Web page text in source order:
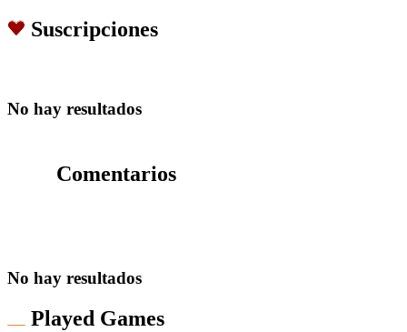
Suscripciones
No hay resultados
Comentarios
No hay resultados
Played Games